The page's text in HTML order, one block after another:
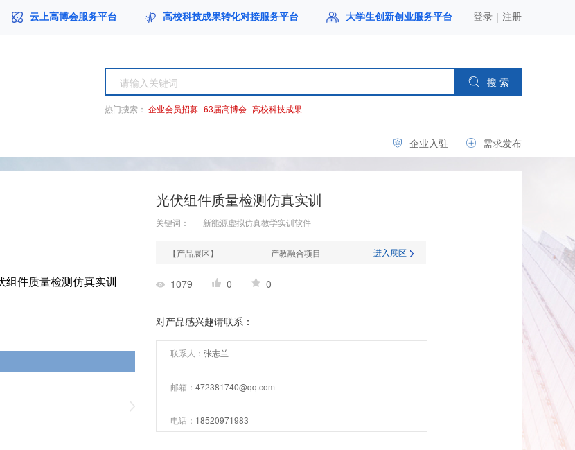
云上高博会服务平台 高校科技成果转化对接服务平台 大学生创新创业服务平台 登录 | 注册
搜 索
热门搜索： 企业会员招募 63届高博会 高校科技成果
企业入驻 需求发布
光伏组件质量检测仿真实训
关键词： 新能源虚拟仿真教学实训软件
【产品展区】 产教融合项目 进入展区
1079 0 0
对产品感兴趣请联系：
联系人： 张志兰
邮箱： 472381740@qq.com
电话： 18520971983